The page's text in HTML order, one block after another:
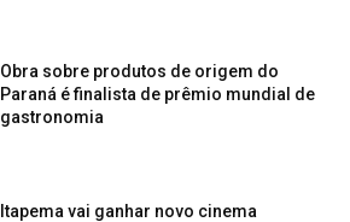
Obra sobre produtos de origem do
Paraná é finalista de prêmio mundial de
gastronomia
Itapema vai ganhar novo cinema